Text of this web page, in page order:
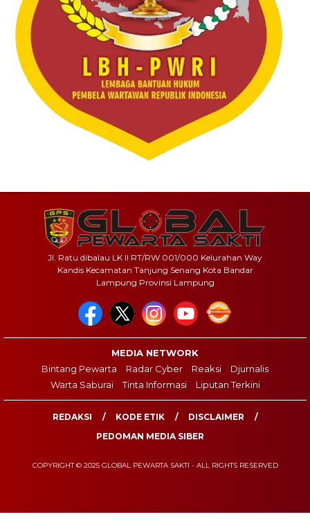
Jl. Ratu dibalau LK II RT/RW 001/000 Kelurahan Way
Kandis Kecamatan Tanjung Senang Kota Bandar
Lampung Provinsi Lampung
MEDIA NETWORK
Bintang Pewarta
Radar Cyber Reaksi
Djurnalis
Warta Saburai
Tinta Informasi Liputan Terkini
REDAKSI KODE ETIK
DISCLAIMER
PEDOMAN MEDIA SIBER
COPYRIGHT © 2025 GLOBAL PEWARTA SAKTI - ALL RIGHTS RESERVED